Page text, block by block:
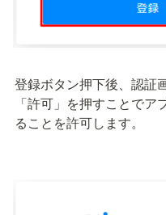
登録ボタン押下後、認証
「許可」を押すことで
ることを許可します。